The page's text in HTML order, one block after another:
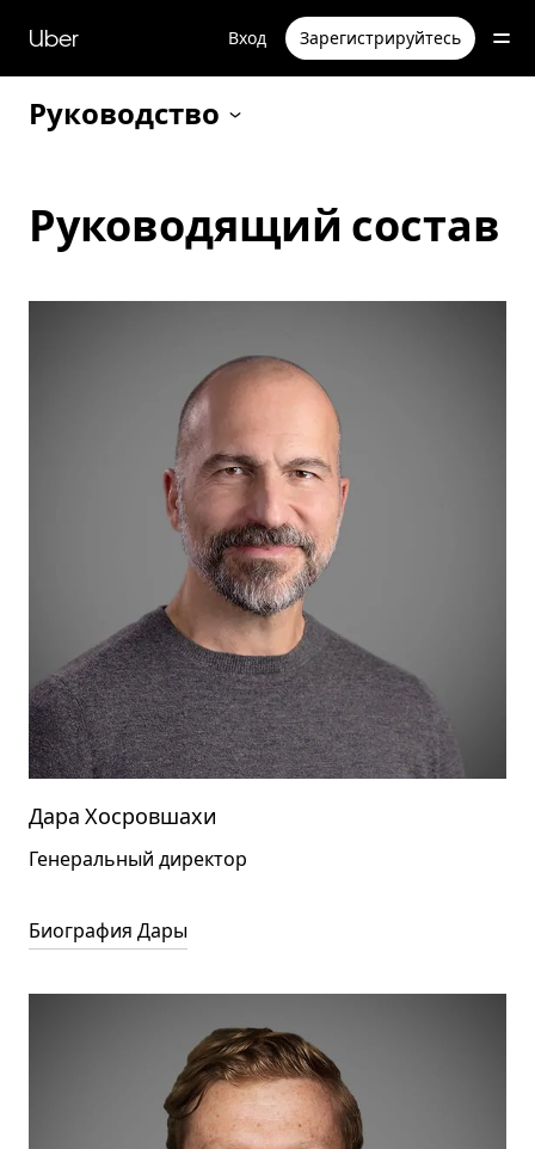
перейти
к
содержимому
Uber Вход Зарегистрируйтесь
Руководство
Руководящий состав
Дара Хосровшахи
Генеральный директор
Биография Дары